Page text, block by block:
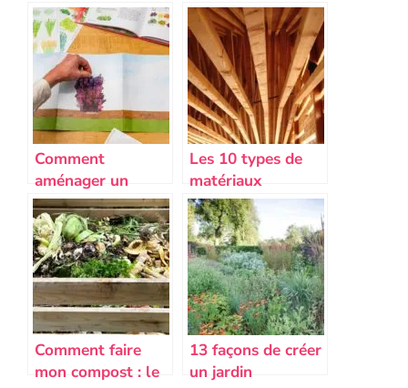
Comment
aménager un
jardin paysager en
12 étapes ?
Les 10 types de
matériaux
écologiques pour
une construction
durable
Comment faire
mon compost : le
13 façons de créer
un jardin